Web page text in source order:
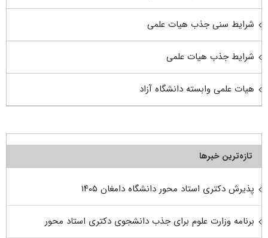
شرایط سنی جذب هیات علمی
شرایط جذب هیات علمی
هیات علمی وابسته دانشگاه آزاد
تازه‌ترین خبرها
پذیرش دکتری استاد محور دانشگاه دامغان ۱۴۰۵
برنامه وزارت علوم برای جذب دانشجوی دکتری استاد محور